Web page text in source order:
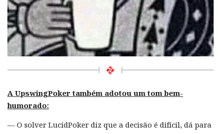
AUpswingPoker também adotou um tom bem-
humorado:
— O solver LucidPoker diz que a decisão é difícil, dá para